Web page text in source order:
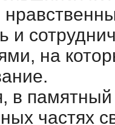
и
на
в
частях